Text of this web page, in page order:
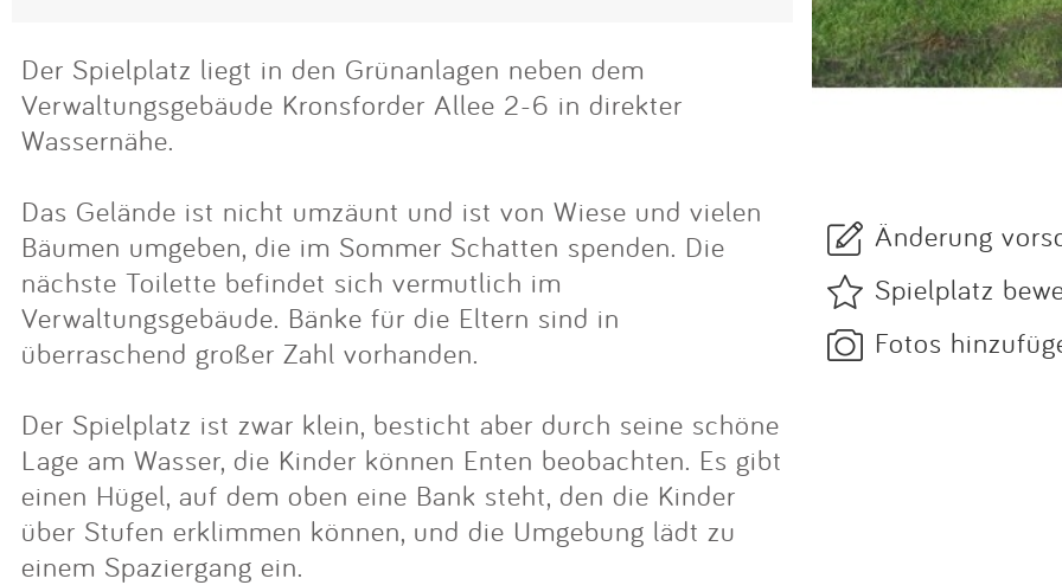
Der Spielplatz liegt in den Grünanlagen neben dem
Verwaltungsgebäude Kronsforder Allee 2-6 in direkter
Wassernähe.
Das Gelände ist nicht umzäunt und ist von Wiese und vielen
Bäumen umgeben, die im Sommer Schatten spenden. Die
nächste Toilette befindet sich vermutlich im
Verwaltungsgebäude. Bänke für die Eltern sind in
überraschend großer Zahl vorhanden.
Der Spielplatz ist zwar klein, besticht aber durch seine schöne
Lage am Wasser, die Kinder können Enten beobachten. Es gibt
einen Hügel, auf dem oben eine Bank steht, den die Kinder
über Stufen erklimmen können, und die Umgebung lädt zu
einem Spaziergang ein.
Änderung
Spielplatz
Fotos